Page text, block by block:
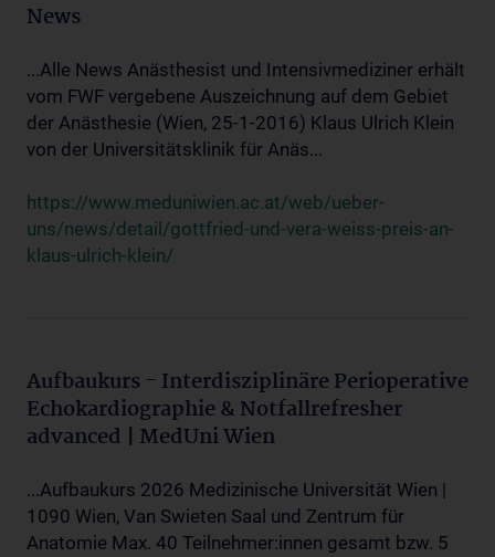
News
...Alle News Anästhesist und Intensivmediziner erhält
vom FWF vergebene Auszeichnung auf dem Gebiet
der Anästhesie (Wien, 25-1-2016) Klaus Ulrich Klein
von der Universitätsklinik für Anäs...
https://www.meduniwien.ac.at/web/ueber-
uns/news/detail/gottfried-und-vera-weiss-preis-an-
klaus-ulrich-klein/
Aufbaukurs - Interdisziplinäre Perioperative
Echokardiographie & Notfallrefresher
advanced | MedUni Wien
...Aufbaukurs 2026 Medizinische Universität Wien |
1090 Wien, Van Swieten Saal und Zentrum für
Anatomie Max. 40 Teilnehmer:innen gesamt bzw. 5